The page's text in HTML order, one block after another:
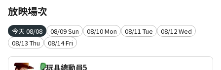
放映場次
今天 08/08 08/09 Sun 08/10 Mon 08/11 Tue
08/12 Wed
08/13 Thu
08/14 Fri
玩具總動員5